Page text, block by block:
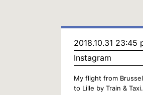
2018.10.31 23:45
Instagram
My flight from
to Lille by Train &